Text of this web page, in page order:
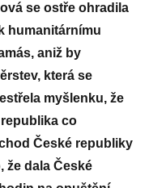
se ostře ohradila
humanitárnímu
aniž by
která se
myšlenku, že
co
České republiky
že dala České